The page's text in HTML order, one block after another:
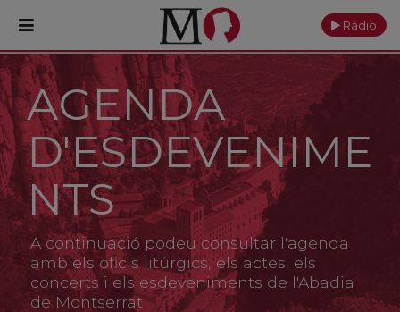
PORTADA
Monestir
Cultura
Actualitat
Fundació
Visita'ns
Ràdio
AGENDA
D'ESDEVENIME
NTS
A continuació podeu consultar l'agenda
amb els oficis litúrgics, els actes, els
concerts i els esdeveniments de l'Abadia
de Montserrat